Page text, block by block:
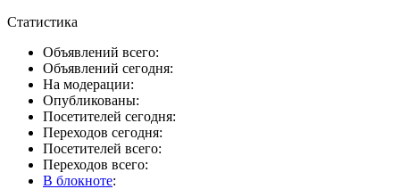
Статистика
Объявлений всего:
Объявлений сегодня:
На модерации:
Опубликованы:
Посетителей сегодня:
Переходов сегодня:
Посетителей всего:
Переходов всего:
В блокноте: